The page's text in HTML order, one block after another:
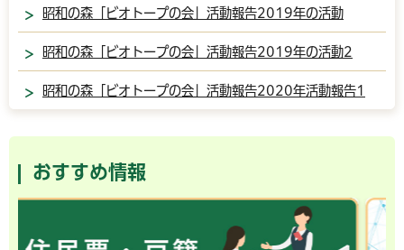
昭和の森「ビオトープの会」活動報告2019年の活動
昭和の森「ビオトープの会」活動報告2019年の活動2
昭和の森「ビオトープの会」活動報告2020年活動報告1
おすすめ情報